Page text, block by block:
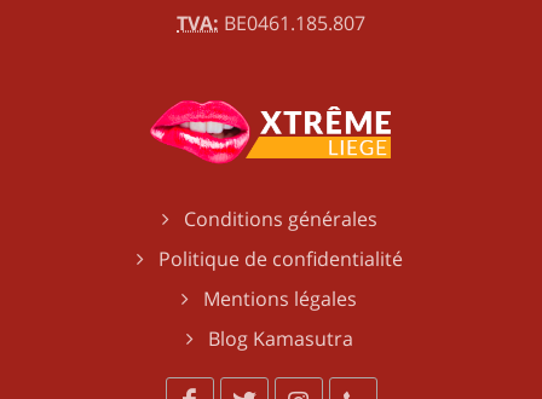
TVA: BE0461.185.807
Conditions générales
Politique de confidentialité
Mentions légales
Blog Kamasutra